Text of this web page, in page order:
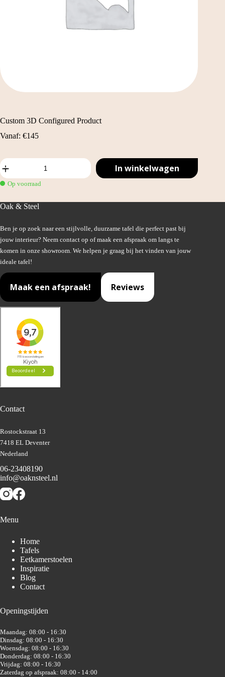
Custom 3D Configured Product
Vanaf: €145
Custom
3D
Configured
Product
In winkelwagen
Op voorraad
Oak & Steel
Ben je op zoek naar een stijlvolle, duurzame tafel die perfect past bij
jouw interieur? Neem contact op of maak een afspraak om langs te
komen in onze showroom. We helpen je graag bij het vinden van jouw
ideale tafel!
Maak een afspraak! Reviews
Contact
Rostockstraat 13
7418 EL Deventer
Nederland
06-23408190
info@oaknsteel.nl
Menu
Home
Tafels
Eetkamerstoelen
Inspiratie
Blog
Contact
Openingstijden
Maandag: 08:00 - 16:30
Dinsdag: 08:00 - 16:30
Woensdag: 08:00 - 16:30
Donderdag: 08:00 - 16:30
Vrijdag: 08:00 - 16:30
Zaterdag op afspraak: 08:00 - 14:00